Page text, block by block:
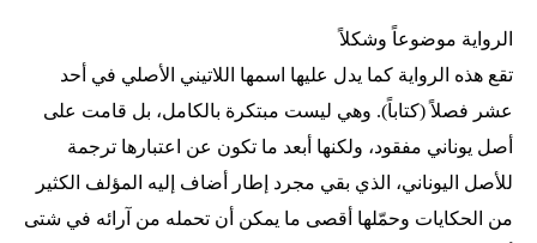
الرواية موضوعاً وشكلاً
تقع هذه الرواية كما يدل عليها اسمها اللاتيني الأصلي في أحد
عشر فصلاً (كتاباً). وهي ليست مبتكرة بالكامل، بل قامت على
أصل يوناني مفقود، ولكنها أبعد ما تكون عن اعتبارها ترجمة
للأصل اليوناني، الذي بقي مجرد إطار أضاف إليه المؤلف الكثير
من الحكايات وحمّلها أقصى ما يمكن أن تحمله من آرائه في شتى